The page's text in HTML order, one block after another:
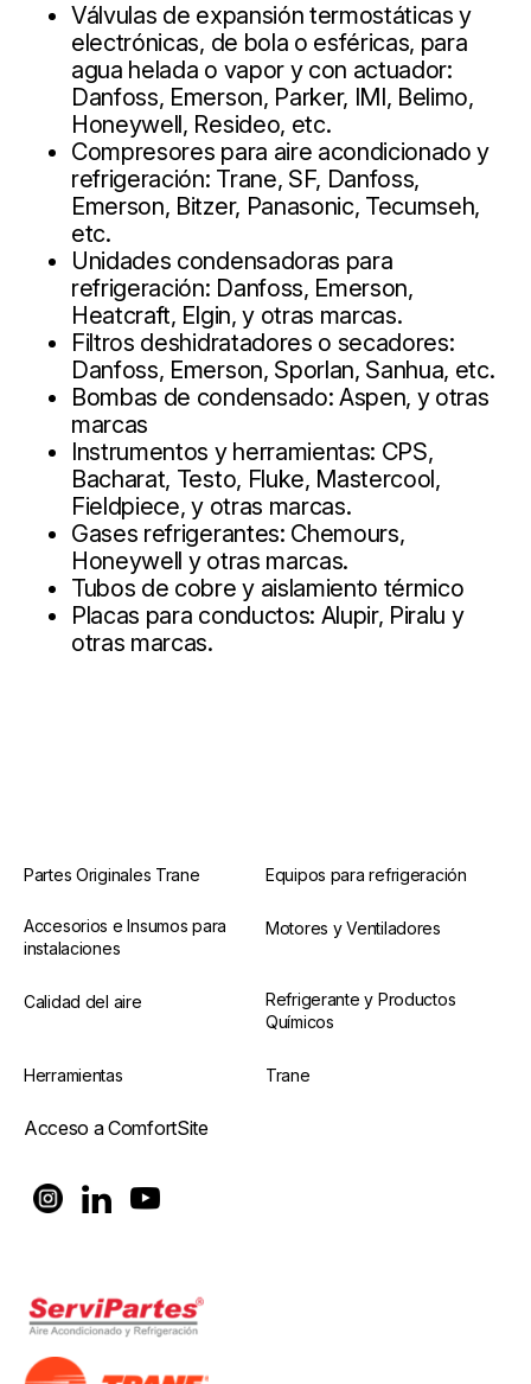
Válvulas de expansión termostáticas y
electrónicas, de bola o esféricas, para
agua helada o vapor y con actuador:
Danfoss, Emerson, Parker, IMI, Belimo,
Honeywell, Resideo, etc.
Compresores para aire acondicionado y
refrigeración: Trane, SF, Danfoss,
Emerson, Bitzer, Panasonic, Tecumseh,
etc.
Unidades condensadoras para
refrigeración: Danfoss, Emerson,
Heatcraft, Elgin, y otras marcas.
Filtros deshidratadores o secadores:
Danfoss, Emerson, Sporlan, Sanhua, etc.
Bombas de condensado: Aspen, y otras
marcas
Instrumentos y herramientas: CPS,
Bacharat, Testo, Fluke, Mastercool,
Fieldpiece, y otras marcas.
Gases refrigerantes: Chemours,
Honeywell y otras marcas.
Tubos de cobre y aislamiento térmico
Placas para conductos: Alupir, Piralu y
otras marcas.
Partes Originales Trane Equipos para refrigeración
Accesorios e Insumos para
instalaciones
Motores y Ventiladores
Calidad del aire
Refrigerante y Productos
Químicos
Herramientas Trane
Acceso a ComfortSite